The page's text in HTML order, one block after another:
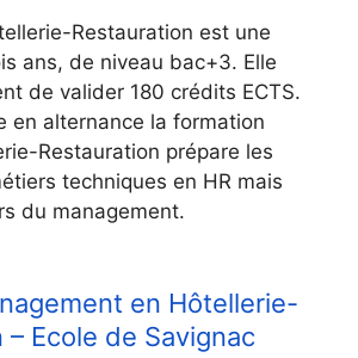
Restauration est une
ans, de niveau bac+3. Elle
de valider 180 crédits ECTS.
en alternance la formation
Restauration prépare les
techniques en HR mais
du management.
en Hôtellerie-
– Ecole de Savignac